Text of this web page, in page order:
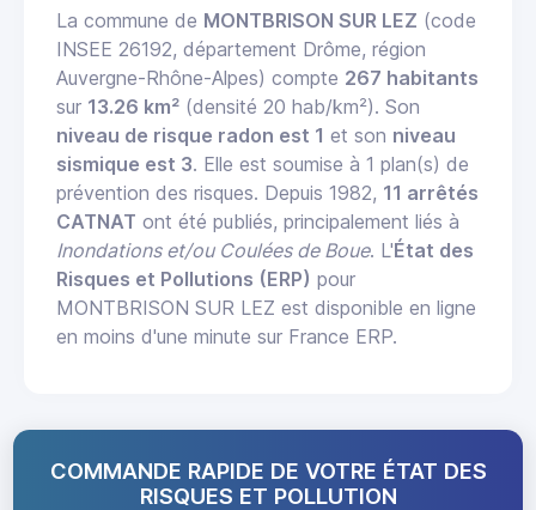
La commune de MONTBRISON SUR LEZ (code
INSEE 26192, département Drôme, région
Auvergne-Rhône-Alpes) compte 267 habitants
sur 13.26 km² (densité 20 hab/km²). Son
niveau de risque radon est 1 et son niveau
sismique est 3. Elle est soumise à 1 plan(s) de
prévention des risques. Depuis 1982, 11 arrêtés
CATNAT ont été publiés, principalement liés à
Inondations et/ou Coulées de Boue. L'État des
Risques et Pollutions (ERP) pour
MONTBRISON SUR LEZ est disponible en ligne
en moins d'une minute sur France ERP.
COMMANDE RAPIDE DE VOTRE ÉTAT DES
RISQUES ET POLLUTION